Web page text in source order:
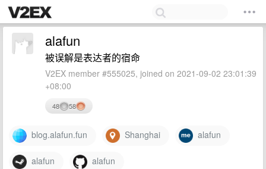
alafun
被误解是表达者的宿命
V2EX member #555025, joined on 2021-09-02 23:01:39
+08:00
48 58
blog.alafun.fun Shanghai alafun
alafun alafun